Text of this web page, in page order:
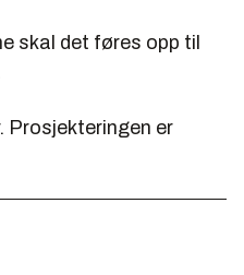
skal det føres opp til
Prosjekteringen er